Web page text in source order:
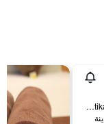
Jalan Kartika Plaza, Gang Samudra, كوتا, إندونيسيا